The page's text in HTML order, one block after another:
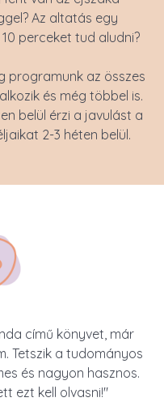
Az altatás egy
perceket tud aludni?
programunk az összes
és még többel is.
belül érzi a javulást a
2-3 héten belül.
című könyvet, már
Tetszik a tudományos
és nagyon hasznos.
ezt kell olvasni!"